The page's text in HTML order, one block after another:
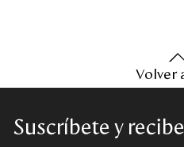
Volver
Suscríbete y